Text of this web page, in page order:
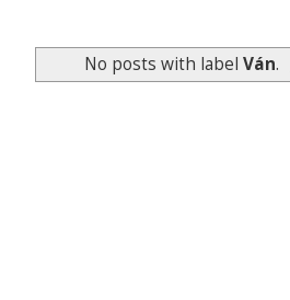
No posts with labelVán.